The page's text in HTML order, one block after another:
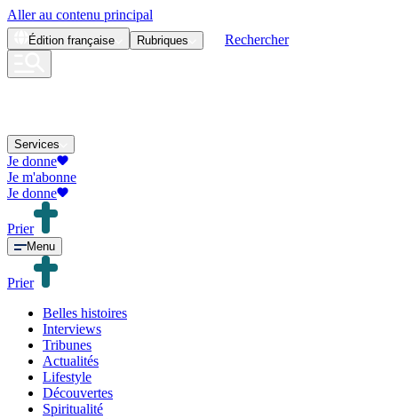
Aller au contenu principal
Édition française Rubriques Rechercher
Services
Je donne
Je m'abonne
Je donne
Prier
Menu
Prier
Belles histoires
Interviews
Tribunes
Actualités
Lifestyle
Découvertes
Spiritualité